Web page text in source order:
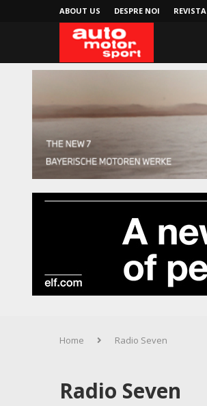
ABOUT US DESPRE NOI REVISTA
Home Radio Seven
Radio Seven